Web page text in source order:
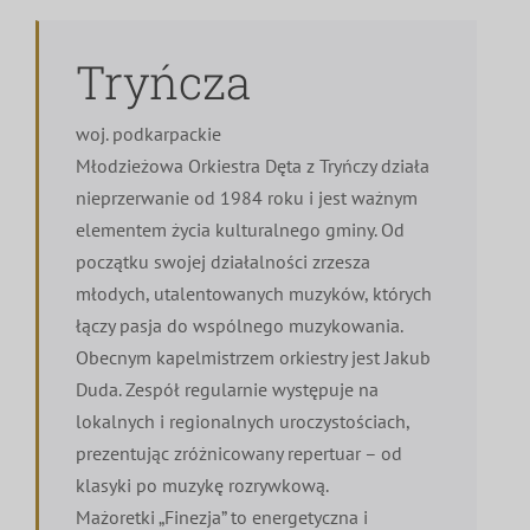
Tryńcza
woj. podkarpackie
Młodzieżowa Orkiestra Dęta z Tryńczy działa
nieprzerwanie od 1984 roku i jest ważnym
elementem życia kulturalnego gminy. Od
początku swojej działalności zrzesza
młodych, utalentowanych muzyków, których
łączy pasja do wspólnego muzykowania.
Obecnym kapelmistrzem orkiestry jest Jakub
Duda. Zespół regularnie występuje na
lokalnych i regionalnych uroczystościach,
prezentując zróżnicowany repertuar – od
klasyki po muzykę rozrywkową.
Mażoretki „Finezja” to energetyczna i